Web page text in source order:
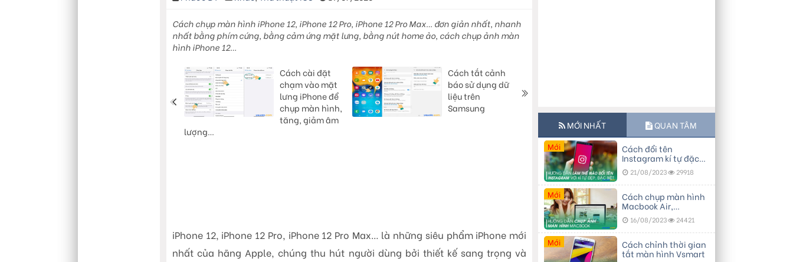
Cách chụp màn hình iPhone 12, iPhone 12 Pro, iPhone 12 Pro Max… đơn giản nhất, nhanh
nhất bằng phím cứng, bằng cảm ứng mặt lưng, bằng nút home ảo, cách chụp ảnh màn
hình iPhone 12…
Cách cài đặt
chạm vào mặt
lưng iPhone để
chụp màn hình,
tăng, giảm âm
lượng…
Cách tắt cảnh
báo sử dụng dữ
liệu trên
Samsung
iPhone 12, iPhone 12 Pro, iPhone 12 Pro Max… là những siêu phẩm iPhone mới
nhất của hãng Apple, chúng thu hút người dùng bởi thiết kế sang trọng và
MỚI NHẤT QUAN TÂM
Mới Cách đổi tên
Instagram kí tự đặc
biệt, đẹp
21/08/2023 29918
Mới Cách chụp màn hình
Macbook Air,
Macbook Pro…
16/08/2023 24421
Mới Cách chỉnh thời gian
tắt màn hình Vsmart